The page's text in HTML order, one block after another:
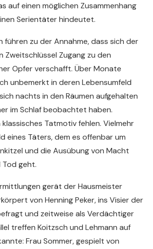
auf einen möglichen Zusammenhang
Serientäter hindeutet.
führen zu der Annahme, dass sich der
Zweitschlüssel Zugang zu den
Opfer verschafft. Über Monate
unbemerkt in deren Lebensumfeld
nachts in den Räumen aufgehalten
im Schlaf beobachtet haben.
klassisches Tatmotiv fehlen. Vielmehr
eines Täters, dem es offenbar um
und die Ausübung von Macht
Tod geht.
gerät der Hausmeister
von Henning Peker, ins Visier der
und zeitweise als Verdächtiger
treffen Koitzsch und Lehmann auf
Frau Sommer, gespielt von